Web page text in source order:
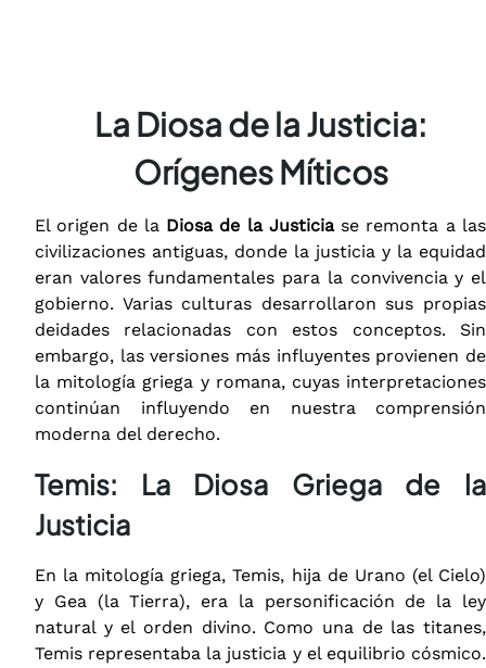
La Diosa de la Justicia:
Orígenes Míticos
El origen de la Diosa de la Justiciase remonta a las
civilizaciones antiguas, donde la justicia y la equidad
eran valores fundamentales para la convivencia y el
gobierno. Varias culturas desarrollaron sus propias
deidades relacionadas con estos conceptos. Sin
embargo, las versiones más influyentes provienen de
la mitología griega y romana, cuyas interpretaciones
continúan influyendo en nuestra comprensión
moderna del derecho.
Temis: La Diosa Griega de la
Justicia
En la mitología griega, Temis, hija de Urano (el Cielo)
y Gea (la Tierra), era la personificación de la ley
natural y el orden divino. Como una de las titanes,
Temis representaba la justicia y el equilibrio cósmico.